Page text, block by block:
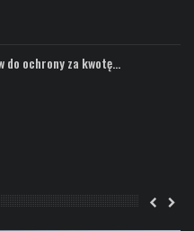
do ochrony za kwotę...